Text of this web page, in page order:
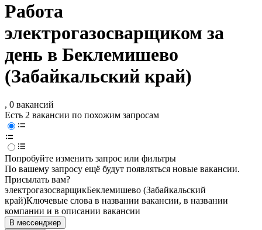
Работа
электрогазосварщиком за
день в Беклемишево
(Забайкальский край)
, 0 вакансий
Есть 2 вакансии по похожим запросам
Попробуйте изменить запрос или фильтры
По вашему запросу ещё будут появляться новые вакансии.
Присылать вам?
электрогазосварщикБеклемишево (Забайкальский
край)Ключевые слова в названии вакансии, в названии
компании и в описании вакансии
В мессенджер